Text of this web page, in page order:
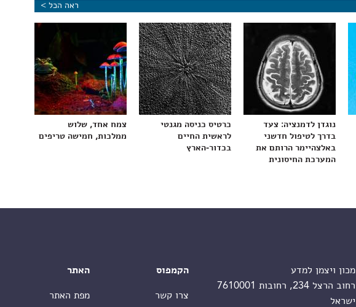
ראה הכל >
נוגדן לדמנציה: צעד
בדרך לטיפול חדשני
באלצהיימר הרותם את
המערכת החיסונית
כרטיס כניסה מגנטי
לראשית החיים
בכדור-הארץ
צמח אחד, שלוש
ממלכות, חמישה טריפים
מכון ויצמן למדע
רחוב הרצל 234, רחובות 7610001
ישראל
הקמפוס
צרו קשר
האתר
מפת האתר